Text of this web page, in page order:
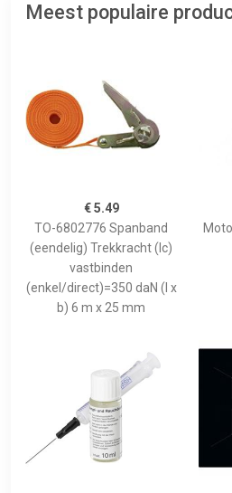
Meest populaire
€ 5.49
TO-6802776 Spanband
(eendelig) Trekkracht (lc)
vastbinden
(enkel/direct)=350 daN (l x
b) 6 m x 25 mm